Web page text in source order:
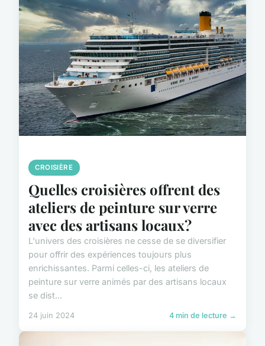
CROISIÈRE
Quelles croisières offrent des
ateliers de peinture sur verre
avec des artisans locaux?
L'univers des croisières ne cesse de se diversifier
pour offrir des expériences toujours plus
enrichissantes. Parmi celles-ci, les ateliers de
peinture sur verre animés par des artisans locaux
se dist...
24 juin 2024 4 min de lecture →